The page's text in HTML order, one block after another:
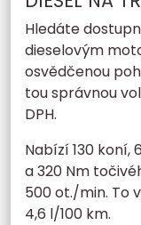
Hledáte
dieselovým
osvědčenou
tou správnou
DPH.
Nabízí 130
a 320 Nm
500 ot./min. To
4,6 l/100 km.